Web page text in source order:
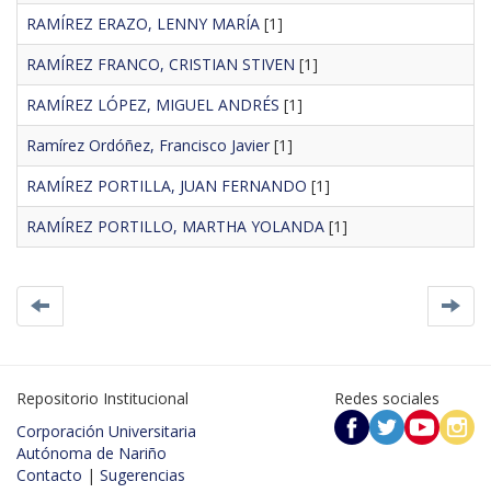
RAMÍREZ ERAZO, LENNY MARÍA [1]
RAMÍREZ FRANCO, CRISTIAN STIVEN [1]
RAMÍREZ LÓPEZ, MIGUEL ANDRÉS [1]
Ramírez Ordóñez, Francisco Javier [1]
RAMÍREZ PORTILLA, JUAN FERNANDO [1]
RAMÍREZ PORTILLO, MARTHA YOLANDA [1]
Repositorio Institucional
Corporación Universitaria
Autónoma de Nariño
Contacto | Sugerencias
Redes sociales